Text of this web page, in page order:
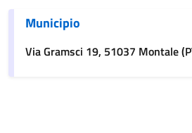
Municipio
Via Gramsci 19, 51037 Montale